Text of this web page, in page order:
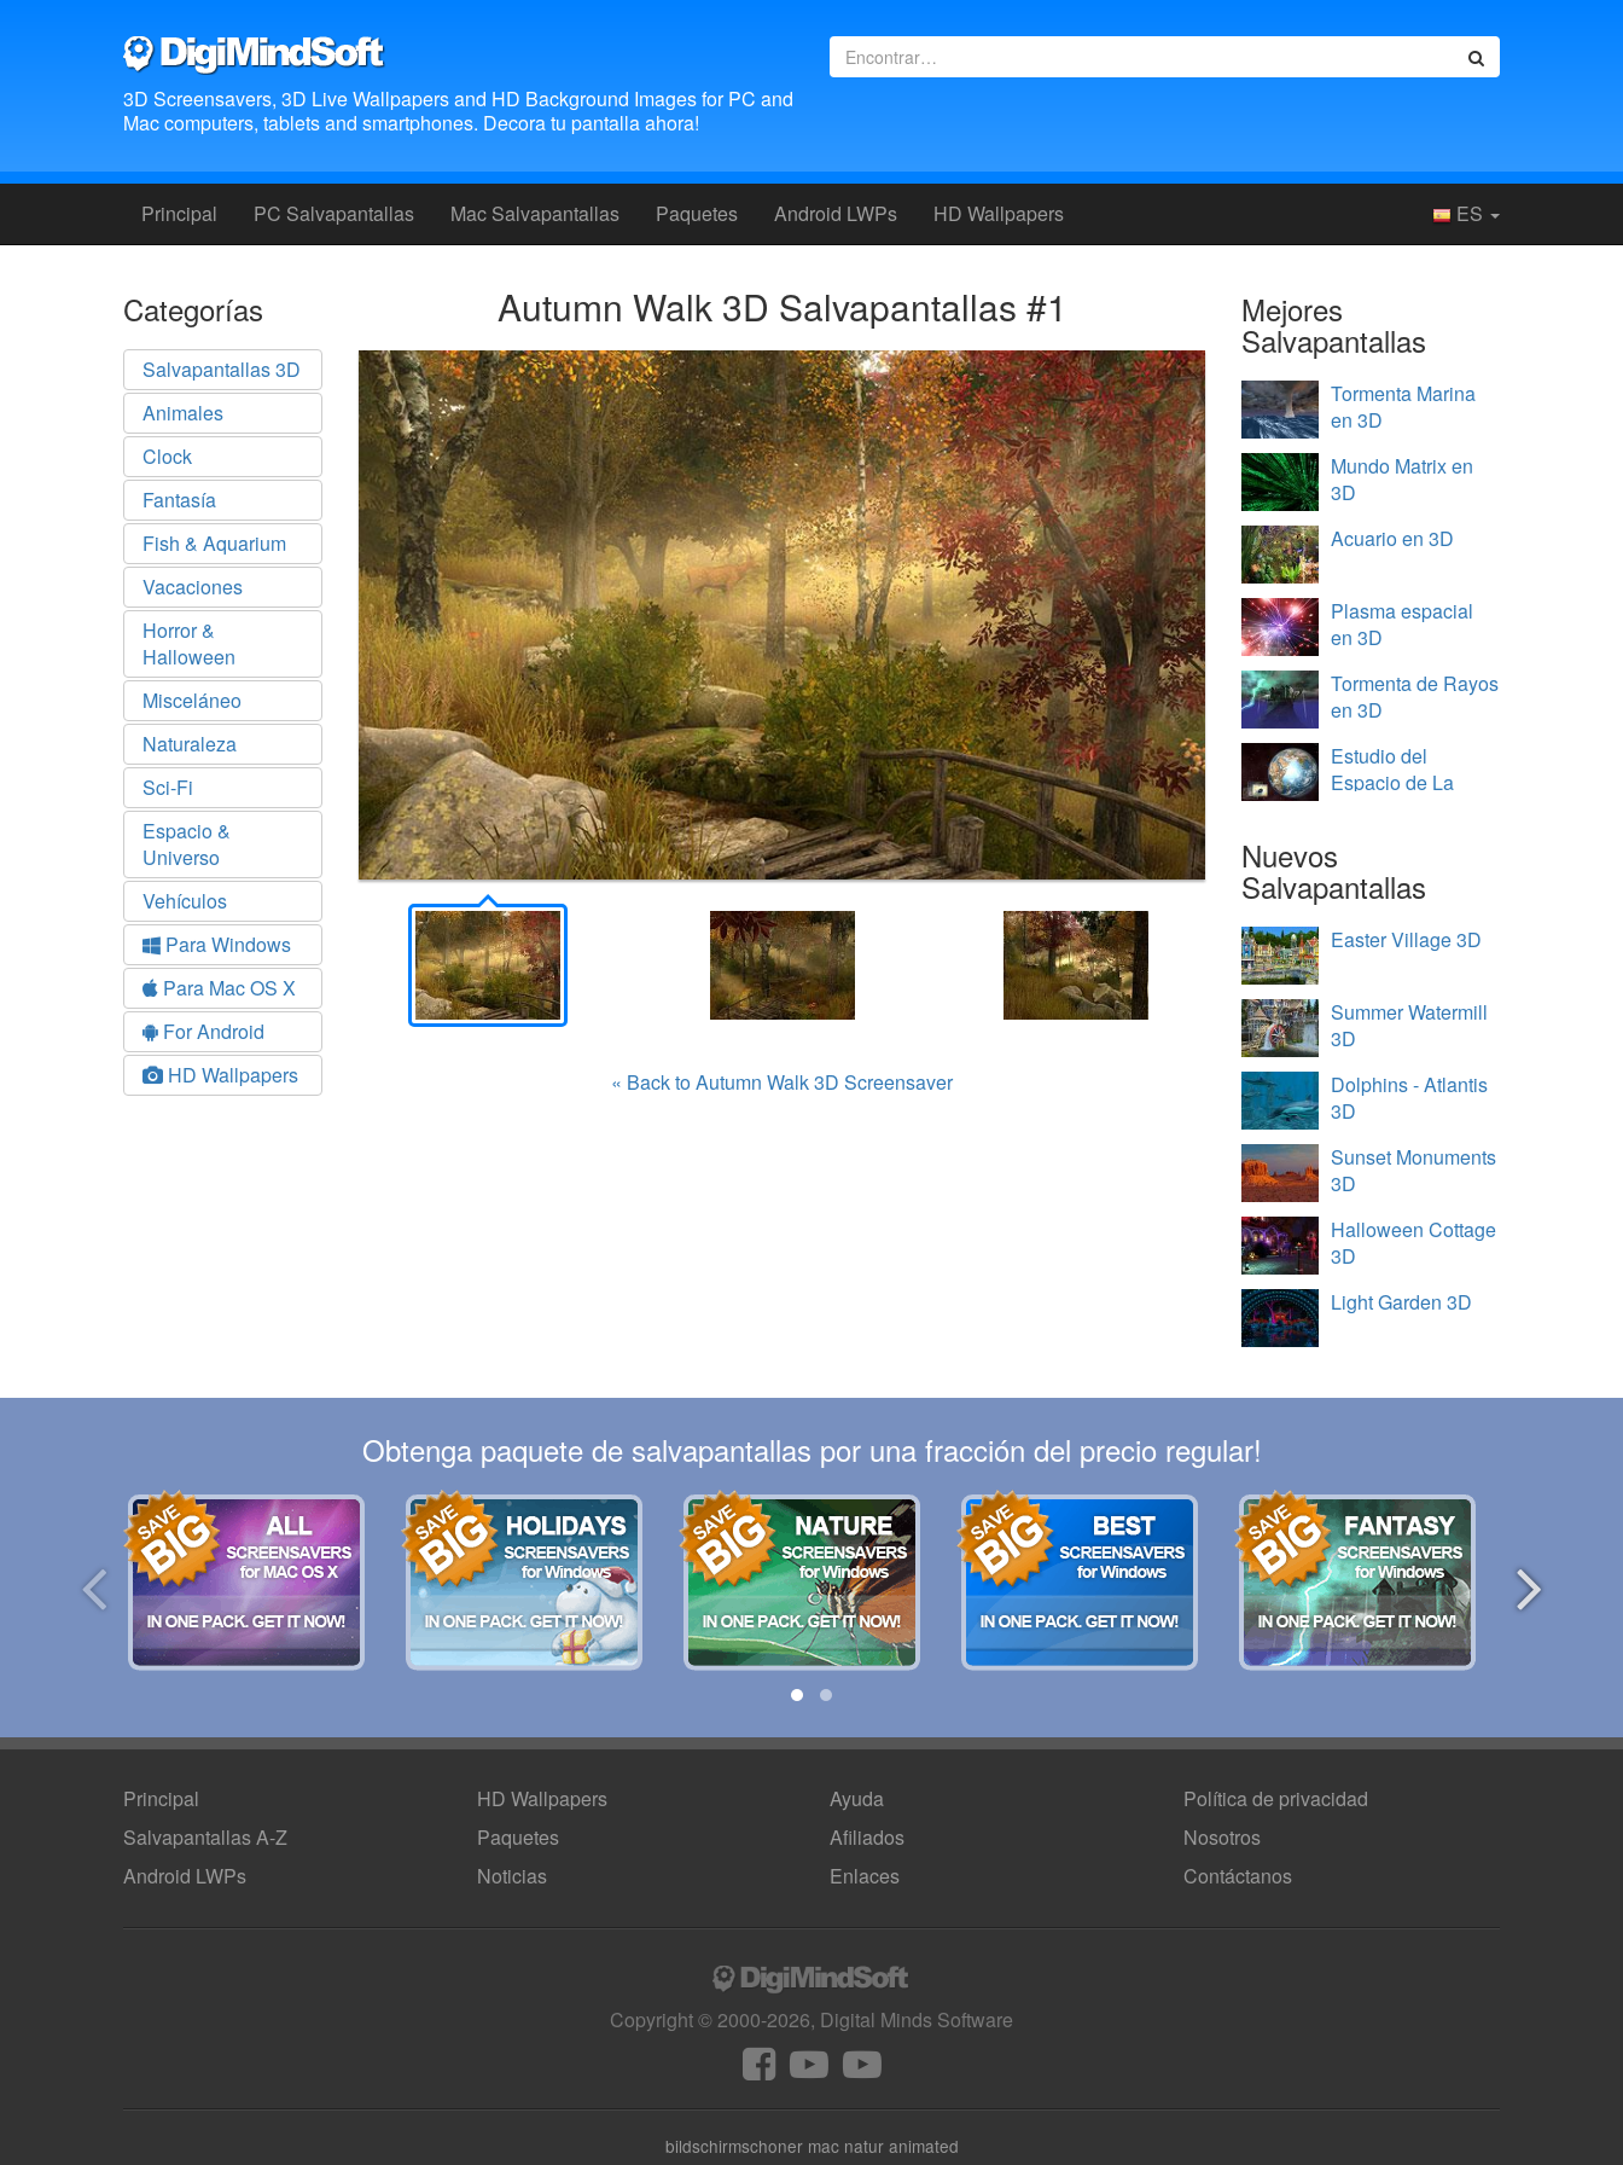
3D Screensavers, 3D Live Wallpapers and HD Background Images for PC and
Mac computers, tablets and smartphones. Decora tu pantalla ahora!
Principal PC Salvapantallas Mac Salvapantallas Paquetes Android LWPs HD Wallpapers ES
Categorías
Salvapantallas 3D
Animales
Clock
Fantasía
Fish & Aquarium
Vacaciones
Horror &
Halloween
Misceláneo
Naturaleza
Sci-Fi
Espacio &
Universo
Vehículos
Para Windows
Para Mac OS X
For Android
HD Wallpapers
Autumn Walk 3D Salvapantallas #1
« Back to Autumn Walk 3D Screensaver
Mejores
Salvapantallas
Tormenta Marina
en 3D
Mundo Matrix en
3D
Acuario en 3D
Plasma espacial
en 3D
Tormenta de Rayos
en 3D
Estudio del
Espacio de La
Nuevos
Salvapantallas
Easter Village 3D
Summer Watermill
3D
Dolphins - Atlantis
3D
Sunset Monuments
3D
Halloween Cottage
3D
Light Garden 3D
Obtenga paquete de salvapantallas por una fracción del precio regular!
Principal
Salvapantallas A-Z
Android LWPs
HD Wallpapers
Paquetes
Noticias
Ayuda
Afiliados
Enlaces
Política de privacidad
Nosotros
Contáctanos
Copyright © 2000-2026, Digital Minds Software
bildschirmschoner mac natur animated